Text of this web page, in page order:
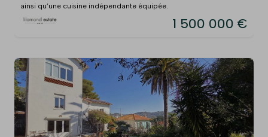
ainsi qu’une cuisine indépendante équipée.
1 500 000 €